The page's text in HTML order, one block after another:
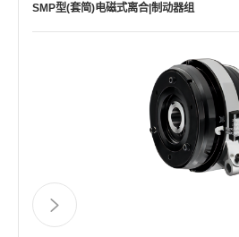
SMP型(套简)电磁式离合|制动器组